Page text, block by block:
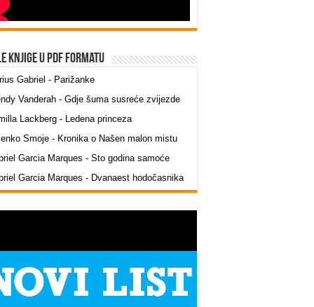
knjige u PDF formatu
Gabriel - Parižanke
Vanderah - Gdje šuma susreće zvijezde
Lackberg - Ledena princeza
Smoje - Kronika o Našen malon mistu
Garcia Marques - Sto godina samoće
Garcia Marques - Dvanaest hodočasnika